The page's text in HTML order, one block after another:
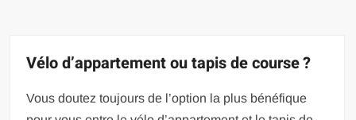
Vélo d’appartement ou tapis de course ?
Vous doutez toujours de l’option la plus bénéfique